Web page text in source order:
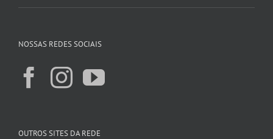
NOSSAS REDES SOCIAIS
OUTROS SITES DA REDE